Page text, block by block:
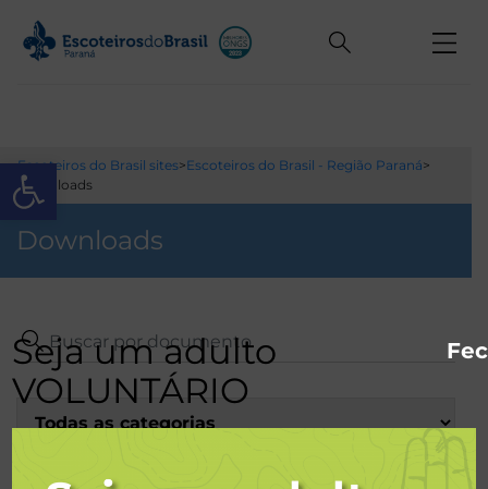
Open toolbar
Escoteiros do Brasil sites>Escoteiros do Brasil - Região Paraná>
Downloads
Downloads
Seja um adulto
VOLUNTÁRIO